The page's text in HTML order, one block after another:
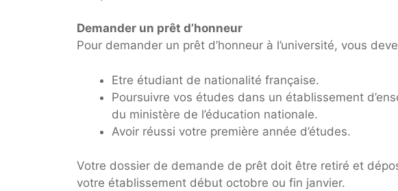
Demander un prêt d’honneur
Pour demander un prêt d’honneur à l’université, vous
Etre étudiant de nationalité française.
Poursuivre vos études dans un établissement
du ministère de l’éducation nationale.
Avoir réussi votre première année d’études.
Votre dossier de demande de prêt doit être retiré et
votre établissement début octobre ou fin janvier.